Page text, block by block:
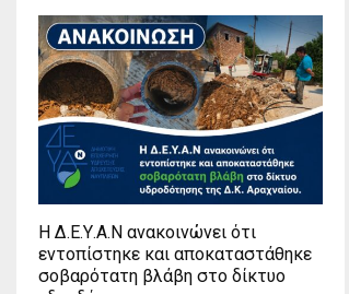
Η Δ.Ε.Υ.Α.Ν ανακοινώνει ότι
εντοπίστηκε και αποκαταστάθηκε
σοβαρότατη βλάβη στο δίκτυο